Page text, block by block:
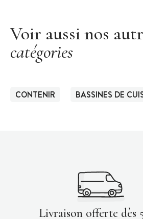
Voir aussi nos
catégories
CONTENIR BASSINES DE
Livraison offerte dès